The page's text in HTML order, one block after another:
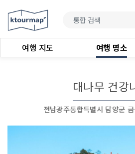
여행 지도 여행 명소
대나무 건강
전남광주통합특별시 담양군